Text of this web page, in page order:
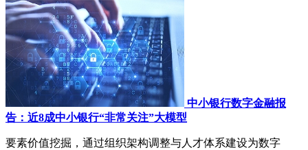
中小银行数字金融报
告：近8成中小银行“非常关注”大模型
要素价值挖掘，通过组织架构调整与人才体系建设为数字